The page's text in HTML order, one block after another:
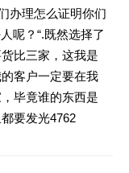
办理怎么证明你们
呢？“.既然选择了
比三家，这我是
客户一定要在我
毕竟谁的东西是
要发光4762